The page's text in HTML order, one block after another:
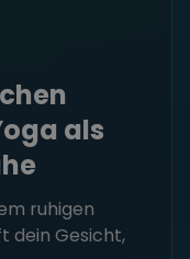
als
ruhigen
dein Gesicht,